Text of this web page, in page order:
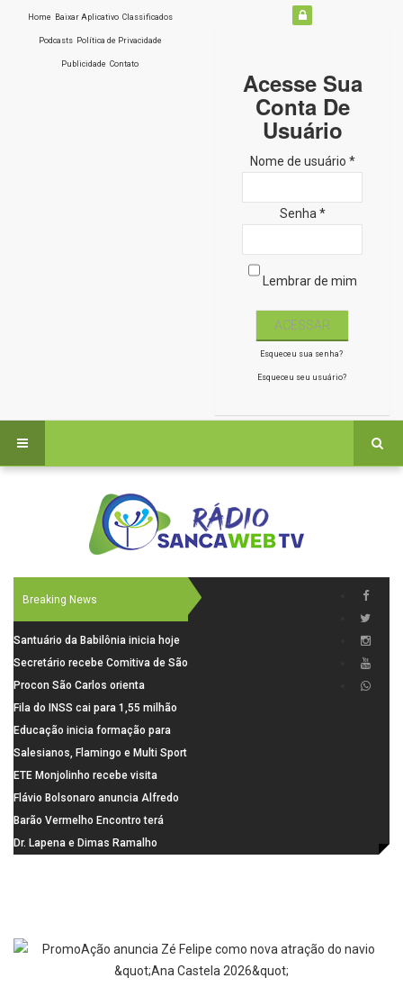
Home Baixar Aplicativo Classificados
Podcasts Política de Privacidade
Publicidade Contato
Acesse Sua
Conta De
Usuário
Nome de usuário *
Senha *
Lembrar de mim
Esqueceu sua senha?
Esqueceu seu usuário?
Breaking News
Santuário da Babilônia inicia hoje
(06), uma programação especial
para os seus 160 anos de história.
Secretário recebe Comitiva de São
Carlos para debater investimentos
em rodovias
Procon São Carlos orienta
consumidores sobre cuidados
nas compras para o Dia dos Pais
Fila do INSS cai para 1,55 milhão
em julho, com alta de 66,5% nos
pedidos negados em 2026
Educação inicia formação para
elaboração do novo Plano
Municipal
Salesianos, Flamingo e Multi Sport
vão representar São Carlos no
campeonato Estadual
ETE Monjolinho recebe visita
científica da FAPESP
Flávio Bolsonaro anuncia Alfredo
Gaspar, relator da comissão do
INSS, como vice
Barão Vermelho Encontro terá
data extra em Belo Horizonte
Dr. Lapena e Dimas Ramalho